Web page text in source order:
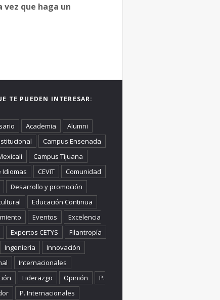
que haga un
TE PUEDEN INTERESAR:
Academia
Alumni
Campus Ensenada
Campus Tijuana
Idiomas
CEVIT
Comunidad
Desarrollo y promoción
Educación Continua
Eventos
Excelencia
Expertos CETYS
Filantropía
Ingeniería
Innovación
Internacionales
Liderazgo Opinión
P.
P. Internacionales